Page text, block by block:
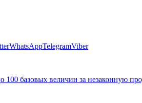
WhatsAppTelegramViber
100 базовых величин за незаконную